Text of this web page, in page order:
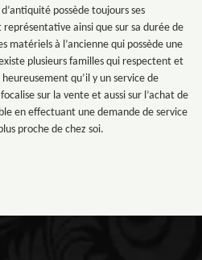
possède toujours ses
représentative ainsi que sur sa durée de
matériels à l’ancienne qui possède une
plusieurs familles qui respectent et
qu’il y un service de
sur la vente et aussi sur l’achat de
en effectuant une demande de service
proche de chez soi.